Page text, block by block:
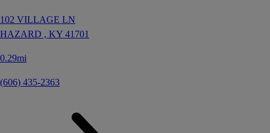
102 VILLAGE LN
HAZARD , KY 41701
0.29mi
(606) 435-2363